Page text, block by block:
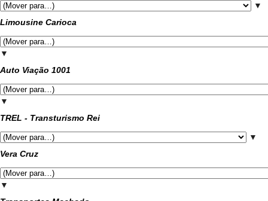
▼
Limousine Carioca
▼
Auto Viação 1001
▼
TREL - Transturismo Rei
▼
Vera Cruz
▼